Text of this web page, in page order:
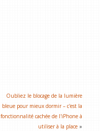
Oubliez le blocage de la lumière
bleue pour mieux dormir – c'est la
fonctionnalité cachée de l'iPhone à
utiliser à la place »